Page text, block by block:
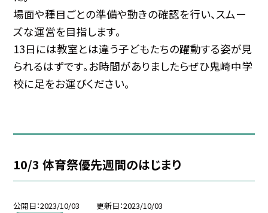
場面や種目ごとの準備や動きの確認を行い、スムー
ズな運営を目指します。
13日には教室とは違う子どもたちの躍動する姿が見
られるはずです。お時間がありましたらぜひ鬼崎中学
校に足をお運びください。
10/3 体育祭優先週間のはじまり
公開日 2023/10/03 更新日 2023/10/03